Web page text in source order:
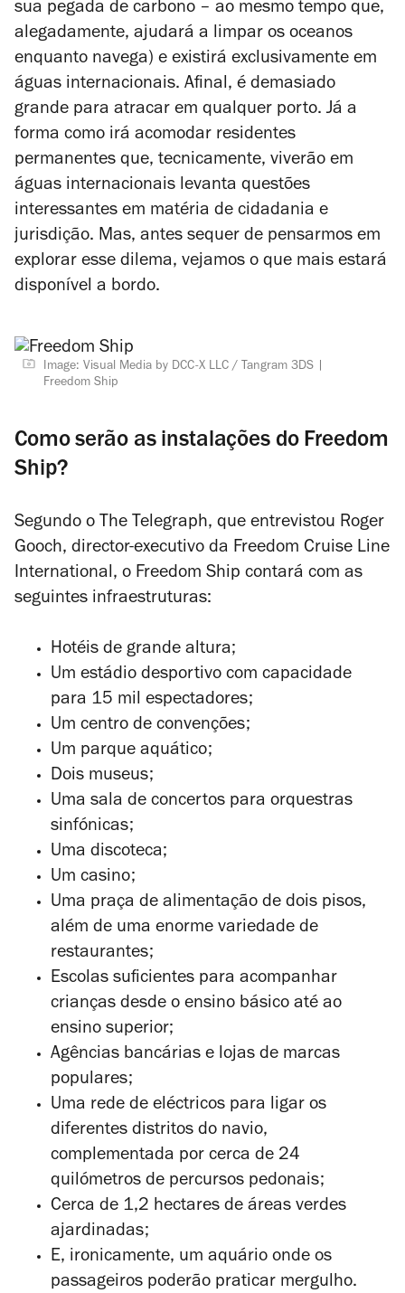
sua pegada de carbono – ao mesmo tempo que,
alegadamente, ajudará a limpar os oceanos
enquanto navega) e existirá exclusivamente em
águas internacionais. Afinal, é demasiado
grande para atracar em qualquer porto. Já a
forma como irá acomodar residentes
permanentes que, tecnicamente, viverão em
águas internacionais levanta questões
interessantes em matéria de cidadania e
jurisdição. Mas, antes sequer de pensarmos em
explorar esse dilema, vejamos o que mais estará
disponível a bordo.
Image: Visual Media by DCC-X LLC / Tangram 3DS
Freedom Ship
Como serão as instalações do Freedom
Ship?
Segundo o The Telegraph, que entrevistou Roger
Gooch, director-executivo da Freedom Cruise Line
International, o Freedom Ship contará com as
seguintes infraestruturas:
Hotéis de grande altura;
Um estádio desportivo com capacidade
para 15 mil espectadores;
Um centro de convenções;
Um parque aquático;
Dois museus;
Uma sala de concertos para orquestras
sinfónicas;
Uma discoteca;
Um casino;
Uma praça de alimentação de dois pisos,
além de uma enorme variedade de
restaurantes;
Escolas suficientes para acompanhar
crianças desde o ensino básico até ao
ensino superior;
Agências bancárias e lojas de marcas
populares;
Uma rede de eléctricos para ligar os
diferentes distritos do navio,
complementada por cerca de 24
quilómetros de percursos pedonais;
Cerca de 1,2 hectares de áreas verdes
ajardinadas;
E, ironicamente, um aquário onde os
passageiros poderão praticar mergulho.